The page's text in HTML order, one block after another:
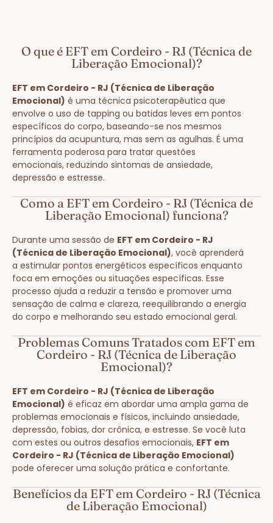
O que é EFT em Cordeiro - RJ (Técnica de
Liberação Emocional)?
EFT em Cordeiro - RJ (Técnica de Liberação
Emocional) é uma técnica psicoterapêutica que
envolve o uso de tapping ou batidas leves em pontos
específicos do corpo, baseando-se nos mesmos
princípios da acupuntura, mas sem as agulhas. É uma
ferramenta poderosa para tratar questões
emocionais, reduzindo sintomas de ansiedade,
depressão e estresse.
Como a EFT em Cordeiro - RJ (Técnica de
Liberação Emocional) funciona?
Durante uma sessão de EFT em Cordeiro - RJ
(Técnica de Liberação Emocional), você aprenderá
a estimular pontos energéticos específicos enquanto
foca em emoções ou situações específicas. Esse
processo ajuda a reduzir a tensão e promover uma
sensação de calma e clareza, reequilibrando a energia
do corpo e melhorando seu estado emocional geral.
Problemas Comuns Tratados com EFT em
Cordeiro - RJ (Técnica de Liberação
Emocional)?
EFT em Cordeiro - RJ (Técnica de Liberação
Emocional) é eficaz em abordar uma ampla gama de
problemas emocionais e físicos, incluindo ansiedade,
depressão, fobias, dor crônica, e estresse. Se você luta
com estes ou outros desafios emocionais, EFT em
Cordeiro - RJ (Técnica de Liberação Emocional)
pode oferecer uma solução prática e confortante.
Benefícios da EFT em Cordeiro - RJ (Técnica
de Liberação Emocional)